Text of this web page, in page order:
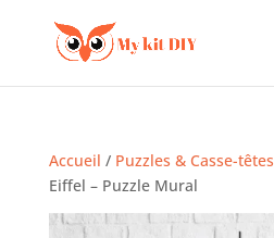
Accueil / Puzzles & Casse-têtes
Eiffel – Puzzle Mural